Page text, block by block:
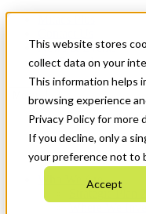
This website stores
collect data on your
This information helps
browsing experience
Privacy Policy for more
If you decline, only a
your preference not to
Accept
News & Events
Get Started
Menu
Who We Are
Strategic Plan